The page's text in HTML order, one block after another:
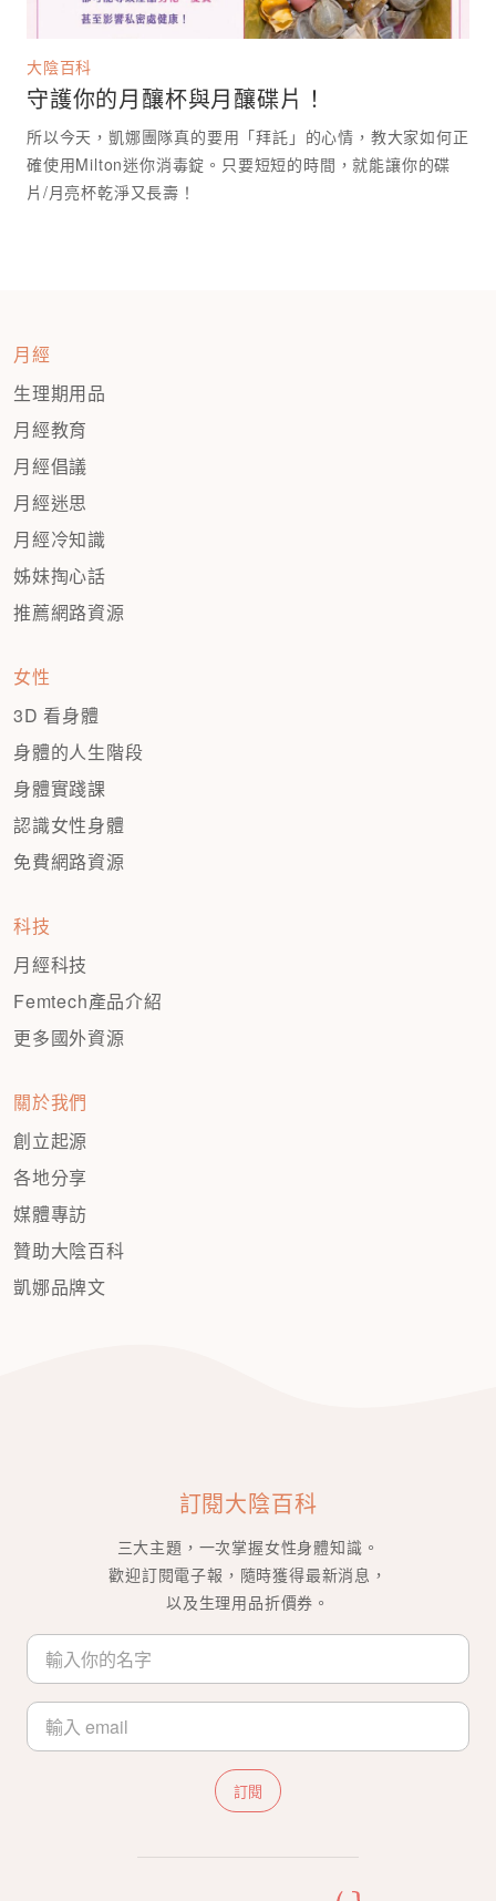
大陰百科
守護你的月釀杯與月釀碟片！
所以今天，凱娜團隊真的要用「拜託」的心情，教大家如何正
確使用Milton迷你消毒錠。只要短短的時間，就能讓你的碟
月經
生理期用品
月經教育
月經倡議
月經迷思
月經冷知識
姊妹掏心話
推薦網路資源
女性
3D 看身體
身體的人生階段
身體實踐課
認識女性身體
免費網路資源
科技
月經科技
Femtech產品介紹
更多國外資源
關於我們
創立起源
各地分享
媒體專訪
贊助大陰百科
凱娜品牌文
訂閱大陰百科
三大主題，一次掌握女性身體知識。
歡迎訂閱電子報，隨時獲得最新消息，
以及生理用品折價券。
訂閱